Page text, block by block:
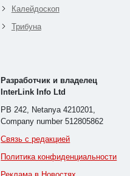
Калейдоскоп
Трибуна
Разработчик и владелец
InterLink Info Ltd
PB 242, Netanya 4210201,
Company number 512805862
Связь с редакцией
Политика конфиденциальности